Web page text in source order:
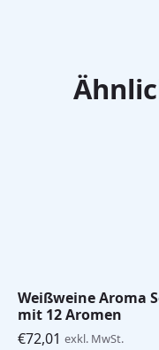
Weißweine Aroma
mit 12 Aromen
€72,01 exkl. MwSt.